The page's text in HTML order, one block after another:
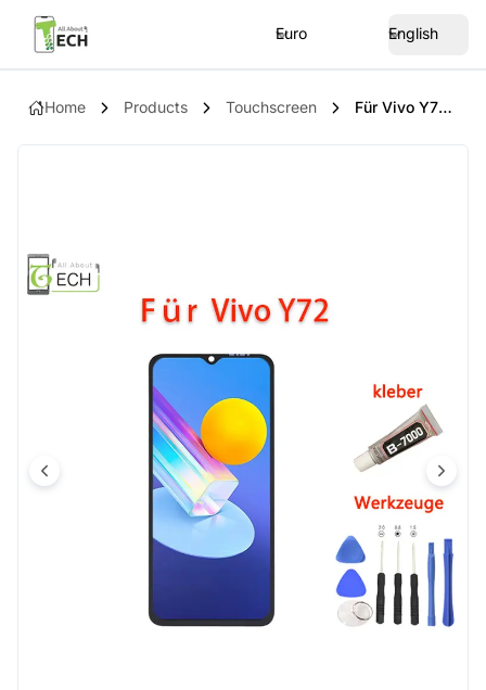
Euro English
Home Products Touchscreen Für Vivo Y72 V2041 LCD Display Touchscreen Bildschirm